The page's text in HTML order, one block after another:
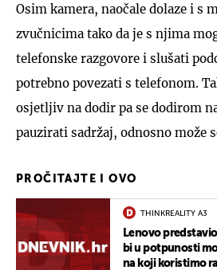
Osim kamera, naočale dolaze i s
zvučnicima tako da je s njima
telefonske razgovore i slušati
potrebno povezati s telefonom.
osjetljiv na dodir pa se dodirom
pauzirati sadržaj, odnosno može
PROČITAJTE I OVO
THINKREALITY A3
Lenovo
bi u potpunosti
na koji koristimo